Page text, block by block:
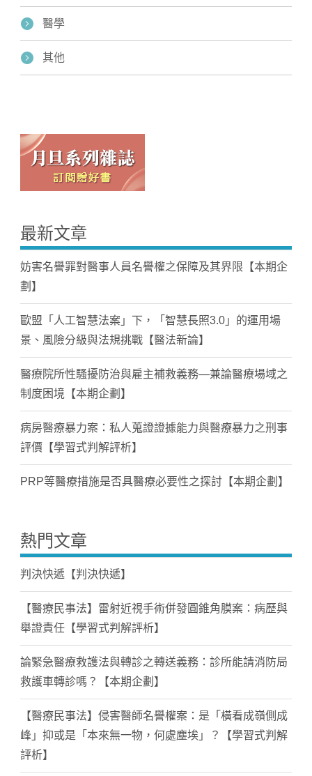
醫學
其他
最新文章
妨害名譽罪對醫事人員名譽權之保障及其界限【本期企
劃】
歐盟「人工智慧法案」下，「智慧長照3.0」的運用場
景、風險分級與法規挑戰【醫法新論】
醫療院所性騷擾防治與雇主補救義務—兼論醫療場域之
制度困境【本期企劃】
病房醫療暴力案：私人蒐證證據能力與醫療暴力之刑事
評價【學習式判解評析】
PRP等醫療措施是否具醫療必要性之探討【本期企劃】
熱門文章
判決快遞【判決快遞】
【醫療民事法】雷射近視手術併發圓錐角膜案：病歷與
舉證責任【學習式判解評析】
論緊急醫療救護法與轉診之轉送義務：診所能請消防局
救護車轉診嗎？【本期企劃】
【醫療民事法】侵害醫師名譽權案：是「橫看成嶺側成
峰」抑或是「本來無一物，何處塵埃」？【學習式判解
評析】